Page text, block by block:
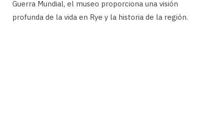
Guerra Mundial, el museo proporciona una visión
profunda de la vida en Rye y la historia de la región.